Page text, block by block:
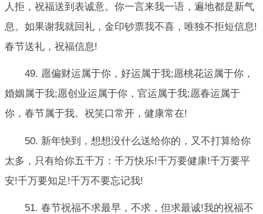
人拒，祝福送到表诚意。你一言来我一语，遍地都是新气
息。如果谢我就回礼，金印钞票我不喜，唯独不拒短信息!
春节送礼，祝福信息!
49. 愿偏财运属于你，好运属于我;愿桃花运属于你，
婚姻属于我;愿创业运属于你，官运属于我;愿春运属于
你，春节属于我。祝笑口常开，健康常在!
50. 新年快到，想想没什么送给你的，又不打算给你
太多，只有给你五千万：千万快乐!千万要健康!千万要平
安!千万要知足!千万不要忘记我!
51. 春节祝福不求最早，不求，但求最诚!我的祝福不